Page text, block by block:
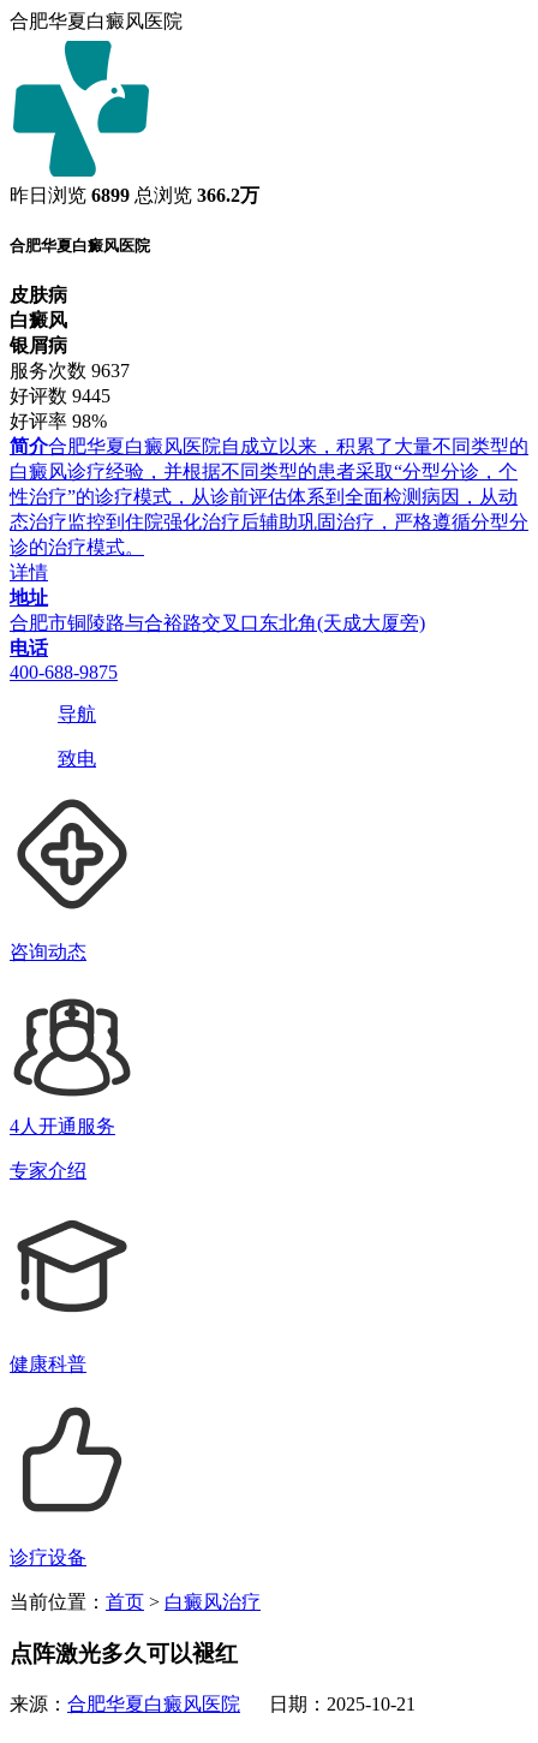
合肥华夏白癜风医院
昨日浏览 6899 总浏览 366.2万
合肥华夏白癜风医院
皮肤病
白癜风
银屑病
服务次数 9637
好评数 9445
好评率 98%
简介合肥华夏白癜风医院自成立以来，积累了大量不同类型的
白癜风诊疗经验，并根据不同类型的患者采取“分型分诊，个
性治疗”的诊疗模式，从诊前评估体系到全面检测病因，从动
态治疗监控到住院强化治疗后辅助巩固治疗，严格遵循分型分
诊的治疗模式。
详情
地址
合肥市铜陵路与合裕路交叉口东北角(天成大厦旁)
电话
400-688-9875
导航
致电
咨询动态
4人开通服务
专家介绍
健康科普
诊疗设备
当前位置： 首页 > 白癜风治疗
点阵激光多久可以褪红
来源： 合肥华夏白癜风医院 日期：2025-10-21